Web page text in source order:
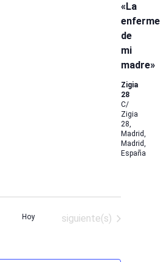
«La
de
mi
madre»
Zigia
28
C/
Zigia
28,
Madrid,
Madrid,
España
Hoy Eventos
siguiente(s)